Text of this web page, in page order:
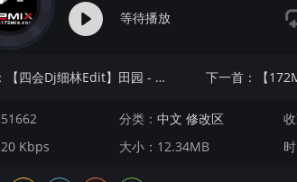
等待播放
上一首：【四会Dj细林Edit】田园 - 后来的后来(Dj阿贵 ProgHouse Mix国语女)
分类：中文 修改区
Kbps
大小：12.34MB